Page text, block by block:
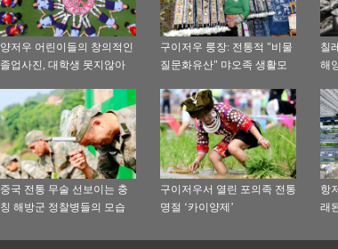
양저우 어린이들의 창의적인
졸업사진, 대학생 못지않아
구이저우 룽장: 전통적 "비물
질문화유산" 먀오족 생활모
칠
해
중국 전통 무술 선보이는 충
칭 해방군 정찰병들의 모습
구이저우서 열린 포의족 전통
명절 ‘카이양제’
항
래